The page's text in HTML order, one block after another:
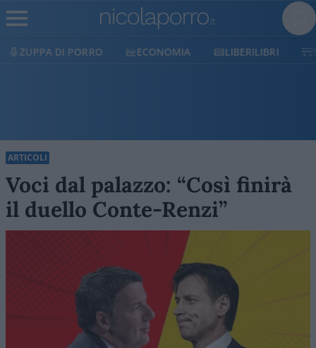
ZUPPA DI PORRO ECONOMIA LIBERILIBRI
ARTICOLI
Voci dal palazzo: “Così finirà
il duello Conte-Renzi”